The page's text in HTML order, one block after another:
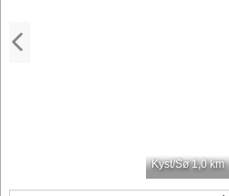
Kyst/Sø 1,0 km